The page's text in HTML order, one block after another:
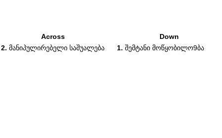
Across
2. მანიპულირებელი საშუალება
Down
1. შემტანი მოწყობილო9ბა